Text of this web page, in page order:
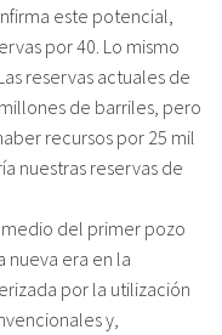
este potencial,
por 40. Lo mismo
reservas actuales de
de barriles, pero
recursos por 25 mil
nuestras reservas de
medio del primer pozo
era en la
por la utilización
y,